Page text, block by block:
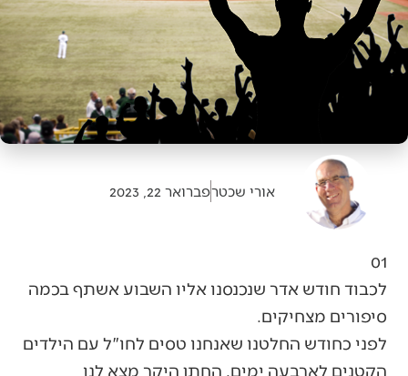
אורי שכטרפברואר 22, 2023
01
לכבוד חודש אדר שנכנסנו אליו השבוע אשתף בכמה
סיפורים מצחיקים.
לפני כחודש החלטנו שאנחנו טסים לחו"ל עם הילדים
הקטנים לארבעה ימים. החתן היקר מצא לנו